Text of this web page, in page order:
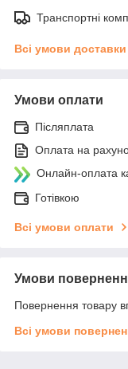
Транспортні
Всі умови доставки
Умови оплати
Післяплата
Оплата на
Онлайн-оплата
Готівкою
Всі умови оплати
Умови
Повернення товару
Всі умови